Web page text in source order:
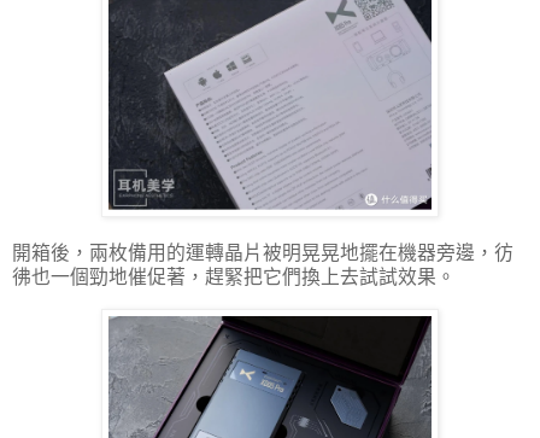
開箱後，兩枚備用的運轉晶片被明晃晃地擺在機器旁邊，彷
彿也一個勁地催促著，趕緊把它們換上去試試效果。